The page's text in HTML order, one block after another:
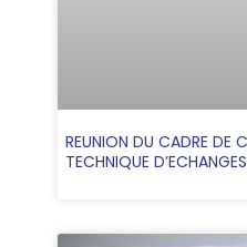
REUNION DU CADRE DE
TECHNIQUE